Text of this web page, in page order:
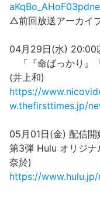
△前回放送アーカイ
04月29日(水) 20:00
「『命ばっかり』
(井上和)
https://
w.thefirsttimes.jp/
05月01日(金) 配信
第3弾 Hulu オリジ
奈於)
https://